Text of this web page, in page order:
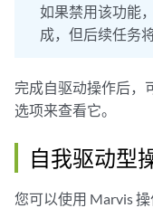
如果禁用该功能
成，但后续任务
完成自驱动操作后，
选项来查看它。
自我驱动型
您可以使用 Marvis